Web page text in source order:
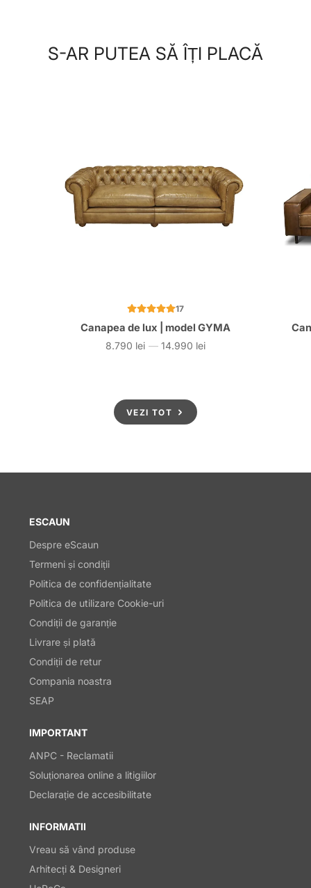
S-AR PUTEA SĂ ÎȚI PLACĂ
17
Canapea de lux | model GYMA
Preț
8.790 lei — 14.990 lei
VEZI TOT
ESCAUN
Despre eScaun
Termeni și condiții
Politica de confidențialitate
Politica de utilizare Cookie-uri
Condiții de garanție
Livrare și plată
Condiții de retur
Compania noastra
SEAP
IMPORTANT
ANPC - Reclamatii
Soluționarea online a litigiilor
Declarație de accesibilitate
INFORMATII
Vreau să vând produse
Arhitecți & Designeri